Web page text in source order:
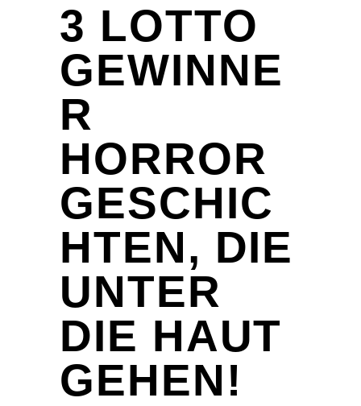
3 LOTTO
GEWINNE
R
HORROR
GESCHIC
HTEN, DIE
UNTER
DIE HAUT
GEHEN!